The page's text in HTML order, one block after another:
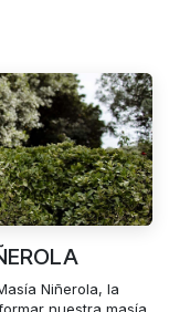
Niñerola, la
nuestra masía